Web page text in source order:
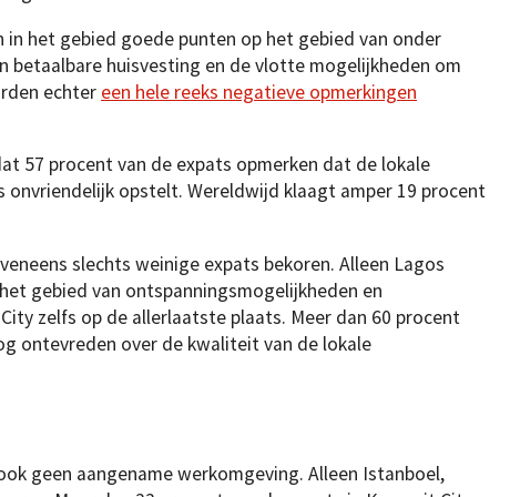
het gebied goede punten op het gebied van onder
betaalbare huisvesting en de vlotte mogelijkheden om
echter een hele reeks negatieve opmerkingen
57 procent van de expats opmerken dat de lokale
onvriendelijk opstelt. Wereldwijd klaagt amper 19 procent
slechts weinige expats bekoren. Alleen Lagos
gebied van ontspanningsmogelijkheden en
zelfs op de allerlaatste plaats. Meer dan 60 procent
ontevreden over de kwaliteit van de lokale
geen aangename werkomgeving. Alleen Istanboel,